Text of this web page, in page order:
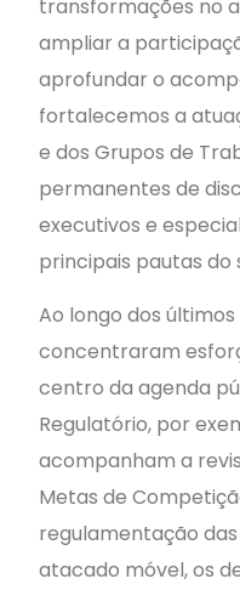
transformações no
ampliar a
aprofundar o
fortalecemos a
e dos Grupos de
permanentes de
executivos e
principais pautas do
Ao longo dos
concentraram
centro da agenda
Regulatório, por
acompanham a
Metas de
regulamentação das
atacado móvel, os